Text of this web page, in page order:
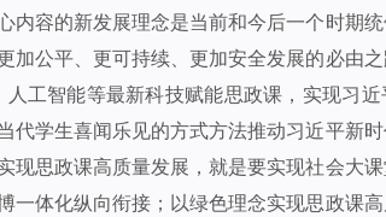
内容的新发展理念是当前和今后一个时期
加公平、更可持续、更加安全发展的必由
工智能等最新科技赋能思政课，实现习
代学生喜闻乐见的方式方法推动习近平新
现思政课高质量发展，就是要实现社会大
一体化纵向衔接；以绿色理念实现思政课